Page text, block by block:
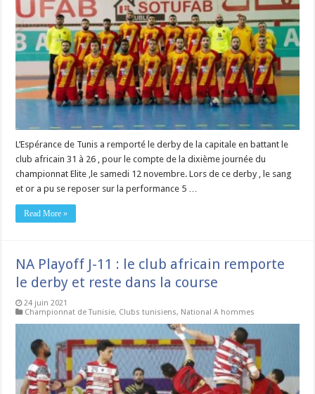
L’Espérance de Tunis a remporté le derby de la capitale en battant le
club africain 31 à 26 , pour le compte de la dixième journée du
championnat Elite ,le samedi 12 novembre. Lors de ce derby , le sang
et or a pu se reposer sur la performance 5 …
Read More »
NA Playoff J-11 : le club africain remporte
le derby et reste dans la course
24 juin 2021
Championnat de Tunisie, Clubs tunisiens, National A hommes